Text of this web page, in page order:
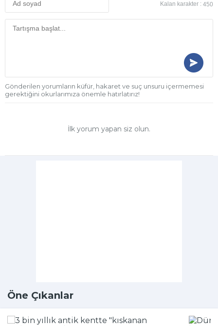
Kalan karakter : 450
Gönderilen yorumların küfür, hakaret ve suç unsuru içermemesi
gerektiğini okurlarımıza önemle hatırlatırız!
İlk yorum yapan siz olun.
Öne Çıkanlar